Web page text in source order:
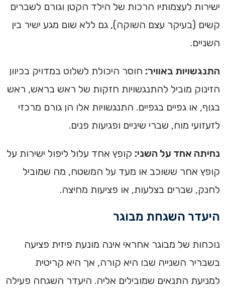
ישירות לעצמותיו הרכות של הילד הקטן וגורם לשברים
קשים (בעיקר עצם השוקה), גם ללא שום מגע ישיר בין
השניים.
התנגשויות באוויר: חוסר היכולת לשלוט במדויק בכיוון
הזינוק מוביל להתנגשויות חזקות של ראש בראש, ראש
בגוף, או גפיים בגפיים. התנגשויות אלו הן גורם מרכזי
לזעזועי מוח, שברי שיניים ופגיעות פנים.
נחיתה אחד על השני: קופץ אחד עלול ליפול ישירות על
קופץ אחר ששוכב או מעד על המשטח, מה שמוביל
לחנק, שברים בצלעות, או פציעות מחיצה.
היעדר השגחת מבוגר
נוכחות של מבוגר אחראי אינה מונעת פיזית פציעה
בשבריר השנייה שבו היא קורה, אך היא קריטית
למניעת התנאים שמובילים אליה. היעדר השגחה פעילה